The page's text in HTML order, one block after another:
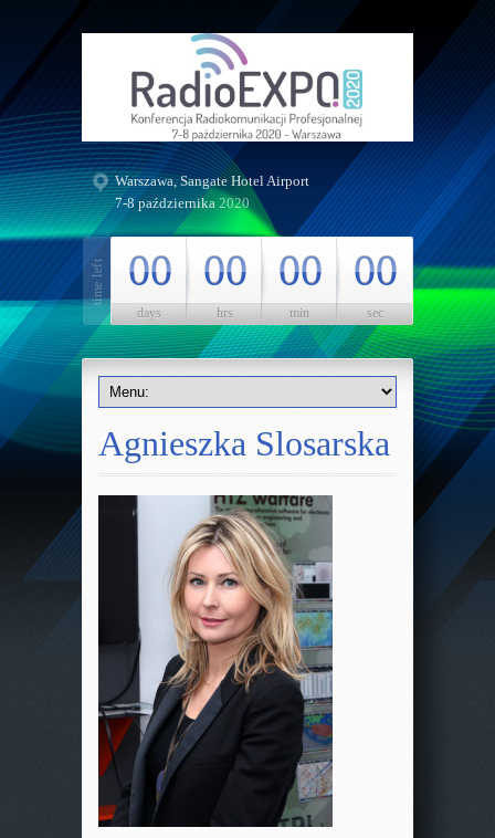
Warszawa, Sangate Hotel Airport
7-8 października 2020
00
days
00
hrs
00
min
00
sec
Agnieszka Slosarska